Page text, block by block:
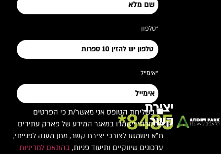
8485*
יצירת
קשר
*טלפון
*אימייל
בשליחת הטופס אני מאשר/ת כי הפרטים
שמסרתי יישמרו במאגר המידע של פארק עתידים
ת"א וישמשו לצורכי יצירת קשר, מתן מענה לפנייתי,
עדכונים שיווקיים ותיעוד פניות, בהתאם למדיניות